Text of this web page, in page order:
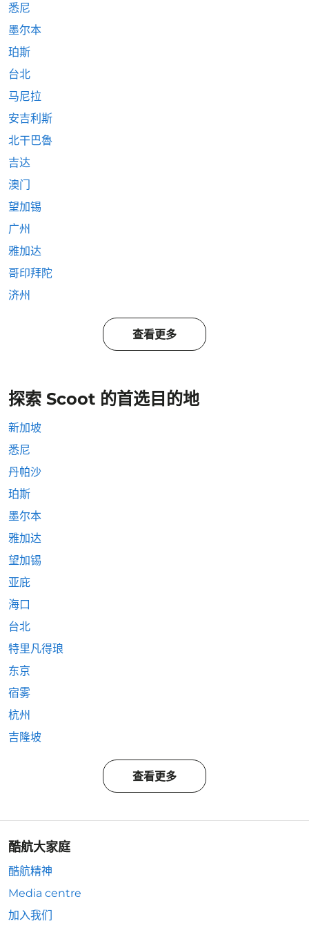
悉尼
墨尔本
珀斯
台北
马尼拉
安吉利斯
北干巴魯
吉达
澳门
望加锡
广州
雅加达
哥印拜陀
济州
查看更多
探索 Scoot 的首选目的地
新加坡
悉尼
丹帕沙
珀斯
墨尔本
雅加达
望加锡
亚庇
海口
台北
特里凡得琅
东京
宿雾
杭州
吉隆坡
查看更多
酷航大家庭
酷航精神
Media centre
加入我们